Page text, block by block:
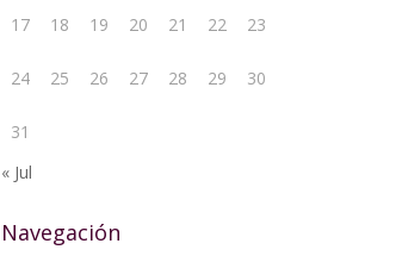
17 18 19 20 21 22 23
24 25 26 27 28 29 30
31
« Jul
Navegación